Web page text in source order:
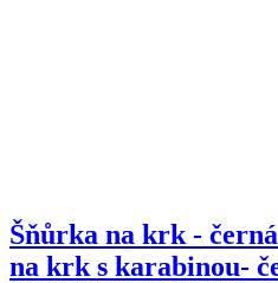
Šňůrka na krk -
na krk s karabinou-